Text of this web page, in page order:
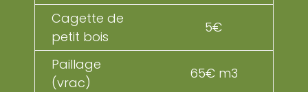
Cagette de
petit bois
5€
Paillage
(vrac)
65€ m3